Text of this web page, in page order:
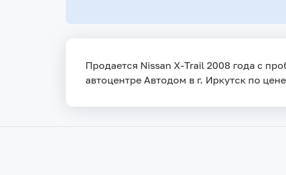
Продается Nissan X-Trail 2008 года с
автоцентре Автодом в г. Иркутск по